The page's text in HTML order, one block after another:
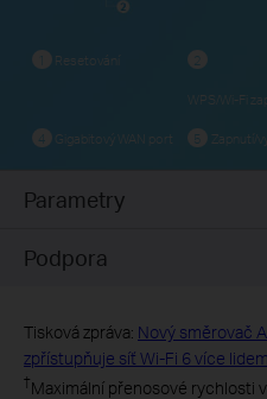
Resetování 2
WPS/Wi-Fi
4 Gigabitový WAN port 5 Zapnutí/
Parametry
Podpora
Tisková zpráva: Nový směrovač
zpřístupňuje síť Wi-Fi 6 více lidem
†Maximální přenosové rychlosti